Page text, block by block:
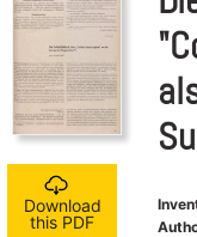
Download
this PDF